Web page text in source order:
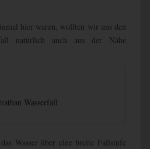
hier waren, wollten wir uns den
natürlich auch aus der Nähe
Wasserfall
Wasser über eine breite Fallstufe